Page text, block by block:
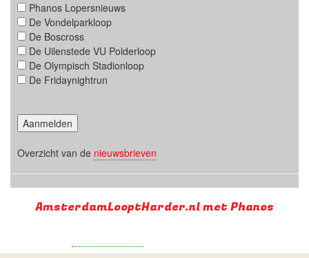
Phanos Lopersnieuws
De Vondelparkloop
De Boscross
De Uilenstede VU Polderloop
De Olympisch Stadionloop
De Fridaynightrun
Overzicht van de nieuwsbrieven
AmsterdamLooptHarder.nl met Phanos